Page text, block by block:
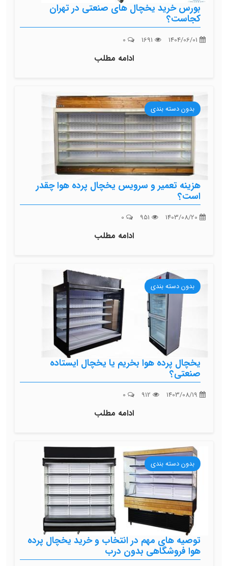
بورس خرید یخچال های صنعتی در تهران
کجاست؟
ادامه مطلب
بدون دسته بندی
هزینه تعمیر و سرویس یخچال پرده هوا چقدر
است؟
ادامه مطلب
بدون دسته بندی
یخچال پرده هوا بخریم یا یخچال ایستاده
صنعتی؟
ادامه مطلب
بدون دسته بندی
توصیه های مهم در انتخاب و خرید یخچال پرده
هوا فروشگاهی بدون درب